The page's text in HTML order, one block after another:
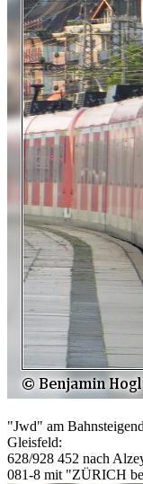
"Jwd" am
Gleisfeld:
628/928 452 nach
081-8 mit "ZÜRICH